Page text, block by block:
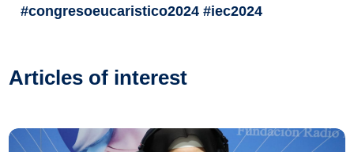
#congresoeucaristico2024 #iec2024
Articles of interest